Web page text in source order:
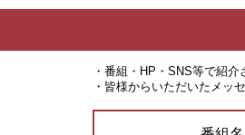
・番組・HP・SNS等で紹
・皆様からいただいたメッ